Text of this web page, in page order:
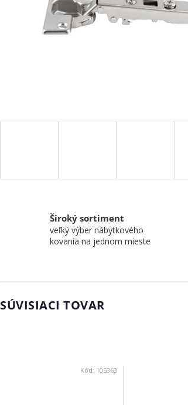
Široký sortiment
veľký výber nábytkového
kovania na jednom mieste
SÚVISIACI TOVAR
Kód: 105363